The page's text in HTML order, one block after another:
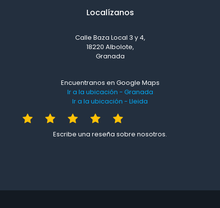
Localízanos
Calle Baza Local 3 y 4,
18220 Albolote,
Granada
Encuentranos en Google Maps
Ir a la ubicación - Granada
Ir a la ubicación - Lleida
Escribe una reseña sobre nosotros.